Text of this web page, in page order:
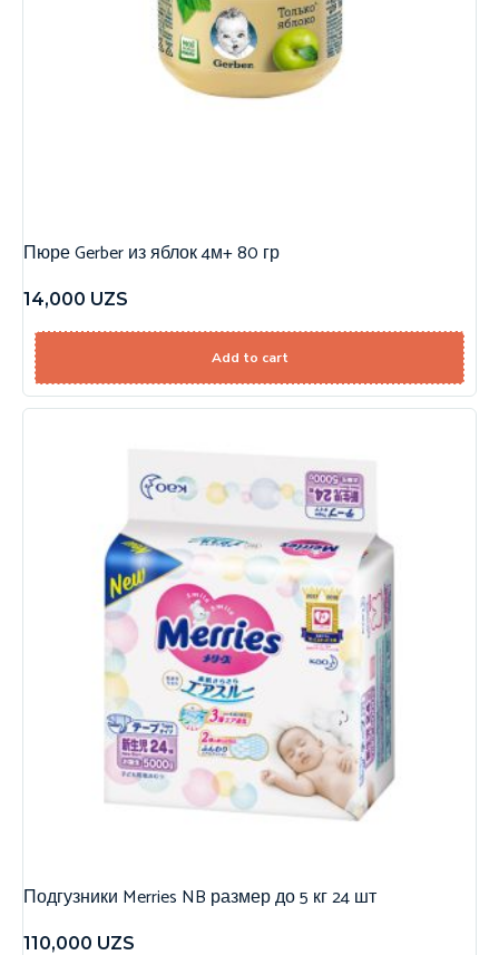
Пюре Gerber из яблок 4м+ 80 гр
14,000 UZS
Add to cart
Подгузники Merries NB размер до 5 кг 24 шт
110,000 UZS